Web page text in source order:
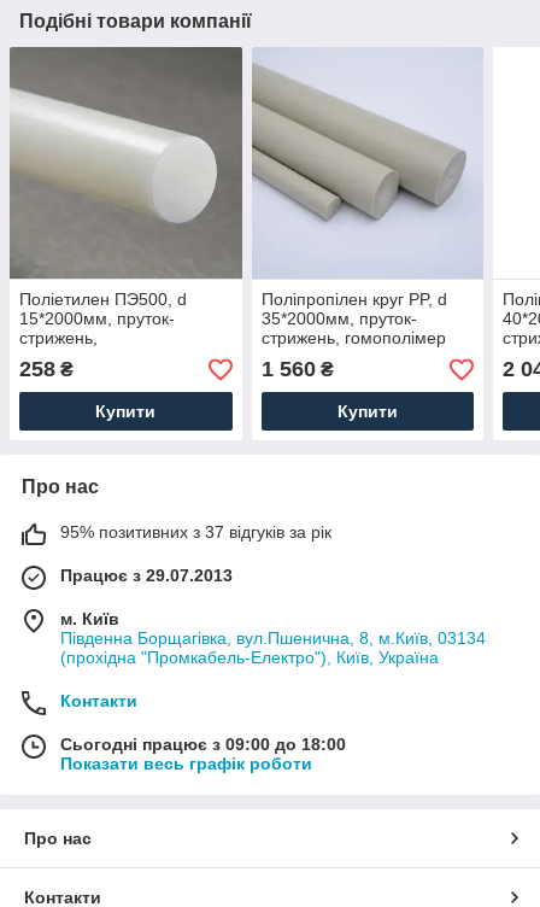
Подібні товари компанії
Поліетилен ПЭ500, d
15*2000мм, пруток-
стрижень,
високомолекулярний
(ВМПЭ PE-500)
258 ₴
Купити
Поліпропілен круг PP, d
35*2000мм, пруток-
стрижень, гомополімер
(PP-H) GEHR, світло-сірий
1 560₴
Купити
(PP-
2
Про нас
95% позитивних з 37 відгуків за рік
Працює з 29.07.2013
м. Київ
Південна Борщагівка, вул.Пшенична, 8, м.Київ, 03134
(прохідна "Промкабель-Електро"), Київ, Україна
Контакти
Сьогодні працює з 09:00 до 18:00
Показати весь графік роботи
Про нас
Контакти